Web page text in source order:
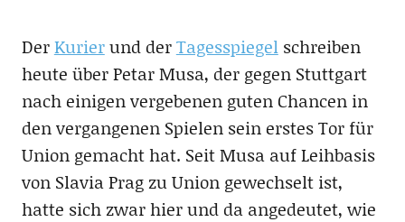
DerKurierund derTagesspiegelschreiben
heute über Petar Musa, der gegen Stuttgart
nach einigen vergebenen guten Chancen in
den vergangenen Spielen sein erstes Tor für
Union gemacht hat. Seit Musa auf Leihbasis
von Slavia Prag zu Union gewechselt ist,
hatte sich zwar hier und da angedeutet, wie